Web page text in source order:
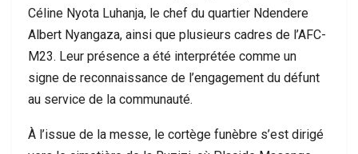
Céline Nyota Luhanja, le chef du quartier Ndendere
Albert Nyangaza, ainsi que plusieurs cadres de l’AFC-
M23. Leur présence a été interprétée comme un
signe de reconnaissance de l’engagement du défunt
au service de la communauté.
À l’issue de la messe, le cortège funèbre s’est dirigé